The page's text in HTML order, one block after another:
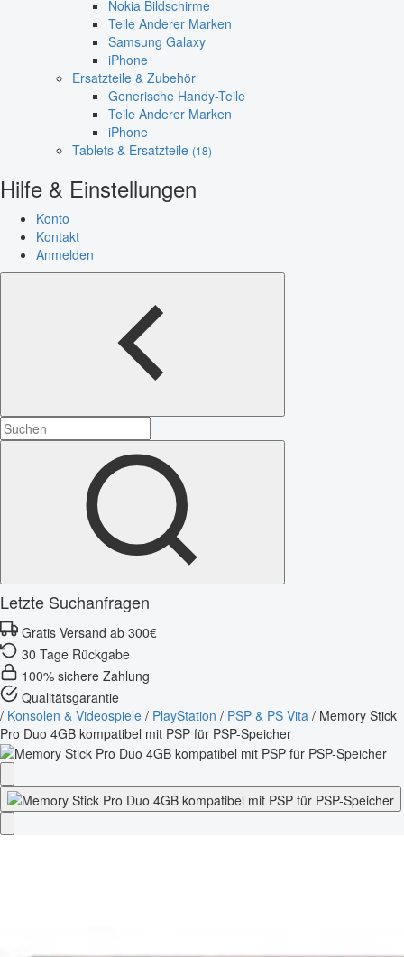
Nokia Bildschirme
Teile Anderer Marken
Samsung Galaxy
iPhone
Ersatzteile & Zubehör
Generische Handy-Teile
Teile Anderer Marken
iPhone
Tablets & Ersatzteile (18)
Hilfe & Einstellungen
Konto
Kontakt
Anmelden
Letzte Suchanfragen
Gratis Versand ab 300€
30 Tage Rückgabe
100% sichere Zahlung
Qualitätsgarantie
/ Konsolen & Videospiele / PlayStation / PSP & PS Vita / Memory Stick
Pro Duo 4GB kompatibel mit PSP für PSP-Speicher